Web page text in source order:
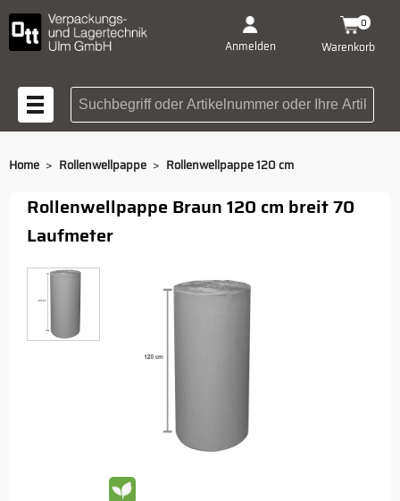
Anmelden Warenkorb
0
Suchbegriff oder
Home > Rollenwellpappe > Rollenwellpappe 120 cm
Rollenwellpappe Braun 120 cm breit 70
Laufmeter